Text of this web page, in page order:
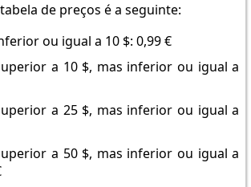
de preços é a seguinte:
ou igual a 10 $: 0,99 €
a 10 $, mas inferior ou igual a
a 25 $, mas inferior ou igual a
a 50 $, mas inferior ou igual a